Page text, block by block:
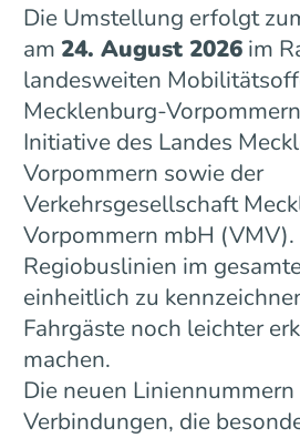
Die Umstellung erfolgt
am 24. August 2026im
landesweiten
Mecklenburg-
Initiative des Landes
Vorpommern sowie der
Verkehrsgesellschaft
Vorpommern mbH (VMV).
Regiobuslinien im
einheitlich zu
Fahrgäste noch leichter
machen.
Die neuen
Verbindungen, die